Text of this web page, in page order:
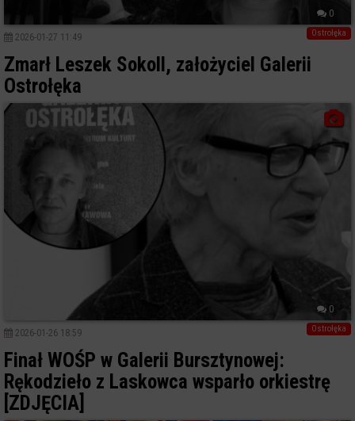
0
Ostrołęka
2026-01-27 11:49
Zmarł Leszek Sokoll, założyciel Galerii
Ostrołęka
0
Ostrołęka
2026-01-26 18:59
Finał WOŚP w Galerii Bursztynowej:
Rękodzieło z Laskowca wsparło orkiestrę
[ZDJĘCIA]